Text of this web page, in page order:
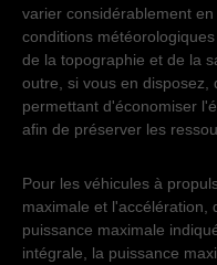
varier considérablement
conditions
de la topographie et de la
outre, si vous en disposez,
permettant d'économiser
afin de préserver les
Pour les véhicules à
maximale et l'accélération,
puissance maximale
intégrale, la puissance